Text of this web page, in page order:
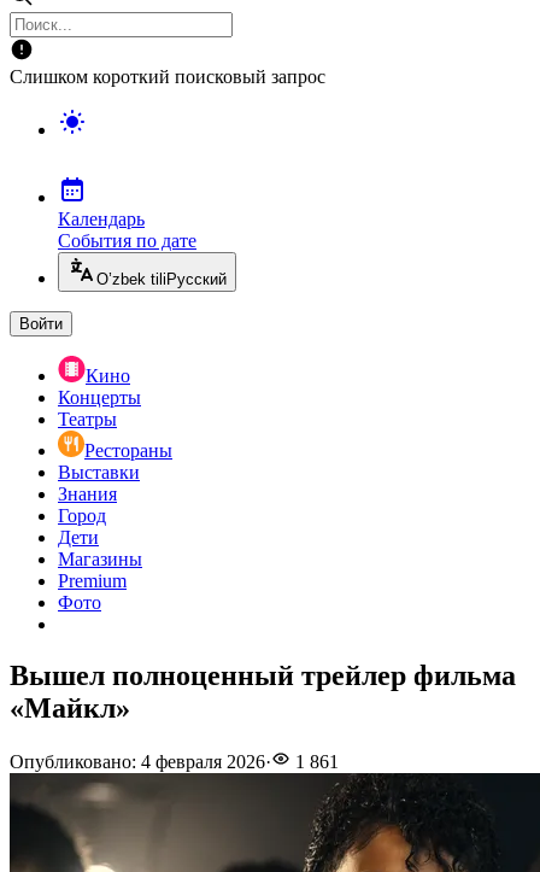
Слишком короткий поисковый запрос
Календарь
События по дате
O’zbek tili Русский
Войти
Кино
Концерты
Театры
Рестораны
Выставки
Знания
Город
Дети
Магазины
Premium
Фото
Вышел полноценный трейлер фильма
«Майкл»
Опубликовано: 4 февраля 2026· 1 861